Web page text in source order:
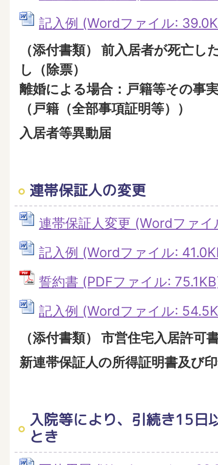
記入例 (Wordファイル:
（添付書類） 前入居者が死亡し
し（除票）
離婚による場合：戸籍等その事
（戸籍（全部事項証明等））
入居者等異動届
連帯保証人の変更
連帯保証人変更 (Wordファ
記入例 (Wordファイル:
誓約書 (PDFファイル:
記入例 (Wordファイル:
（添付書類） 市営住宅入居許可
新連帯保証人の所得証明書及び
入院等により、引続き15日
とき